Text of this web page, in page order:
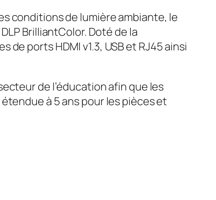
conditions de lumière ambiante, le
BrilliantColor. Doté de la
ports HDMI v1.3, USB et RJ45 ainsi
de l’éducation afin que les
à 5 ans pour les pièces et